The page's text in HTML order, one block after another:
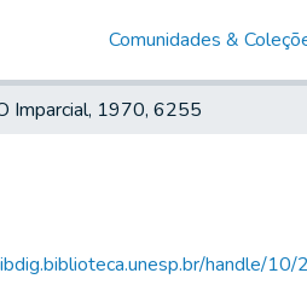
Comunidades &
Imparcial, 1970, 6255
handle/